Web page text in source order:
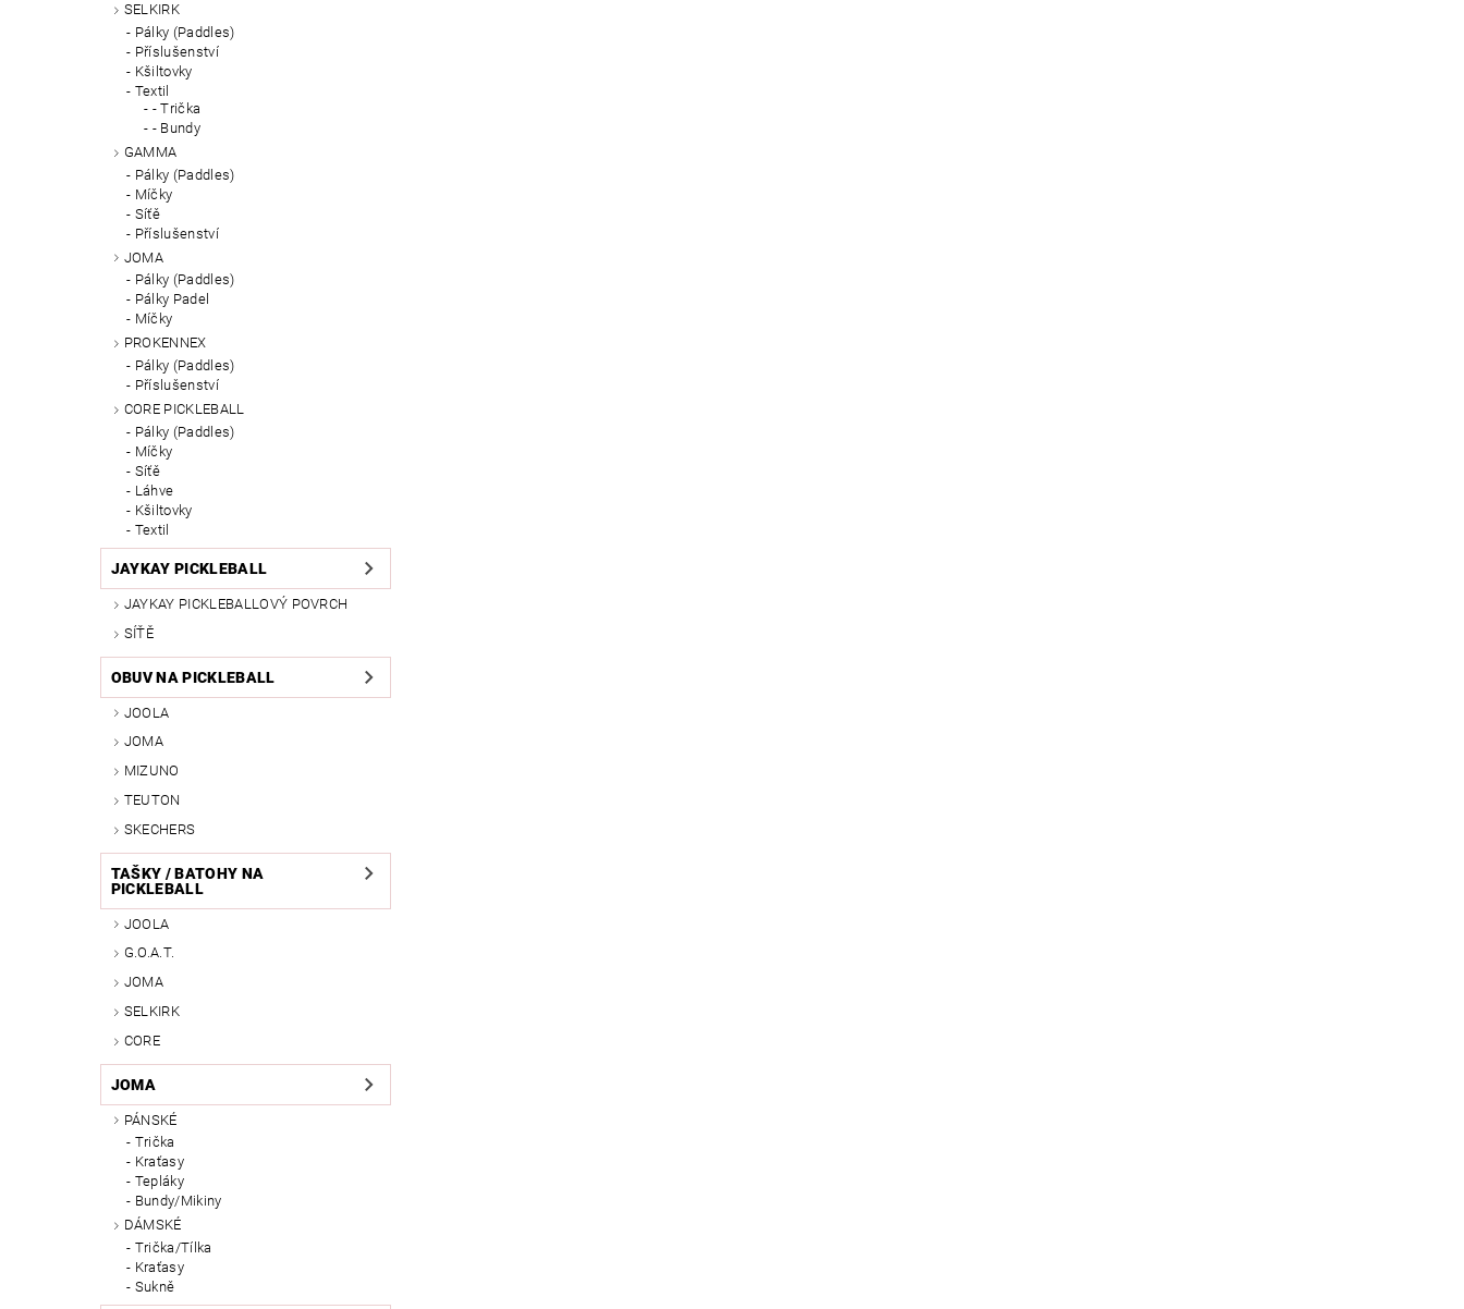
SELKIRK
Pálky (Paddles)
Příslušenství
Kšiltovky
Textil
- Trička
- Bundy
GAMMA
Pálky (Paddles)
Míčky
Síťě
Příslušenství
JOMA
Pálky (Paddles)
Pálky Padel
Míčky
PROKENNEX
Pálky (Paddles)
Příslušenství
CORE PICKLEBALL
Pálky (Paddles)
Míčky
Síťě
Láhve
Kšiltovky
Textil
JAYKAY PICKLEBALL
JAYKAY PICKLEBALLOVÝ POVRCH
SÍŤĚ
OBUV NA PICKLEBALL
JOOLA
JOMA
MIZUNO
TEUTON
SKECHERS
TAŠKY / BATOHY NA
PICKLEBALL
JOOLA
G.O.A.T.
JOMA
SELKIRK
CORE
JOMA
PÁNSKÉ
Trička
Kraťasy
Tepláky
Bundy/Mikiny
DÁMSKÉ
Trička/Tílka
Kraťasy
Sukně